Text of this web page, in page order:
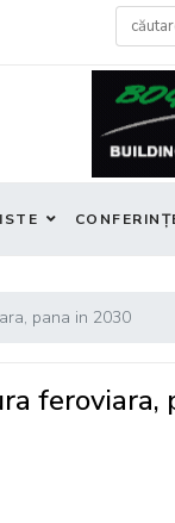
pana in 2030
feroviara,